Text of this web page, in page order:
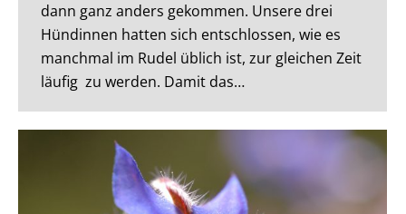
dann ganz anders gekommen. Unsere drei
Hündinnen hatten sich entschlossen, wie es
manchmal im Rudel üblich ist, zur gleichen Zeit
läufig zu werden. Damit das…